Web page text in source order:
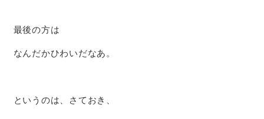
最後の方は
なんだかひわいだなあ。
というのは、さておき、